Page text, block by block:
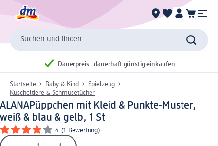
Suchen und finden
Dauerpreis - dauerhaft günstig einkaufen
Startseite Baby & Kind
Spielzeug
Kuscheltiere & Schmusetücher
ALANAPüppchen mit Kleid & Punkte-Muster,
weiß & blau & gelb, 1 St
4 (1 Bewertung)